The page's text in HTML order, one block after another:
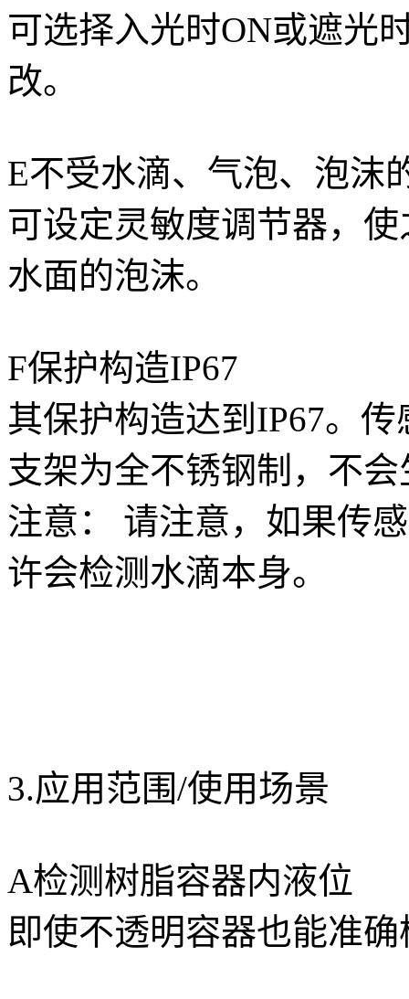
可选择入光时ON或遮光
改。
E不受水滴、气泡、泡沫
可设定灵敏度调节器，
水面的泡沫。
F保护构造IP67
其保护构造达到IP67。
支架为全不锈钢制，不
注意： 请注意，如果传
许会检测水滴本身。
3.应用范围/使用场景
A检测树脂容器内液位
即使不透明容器也能准